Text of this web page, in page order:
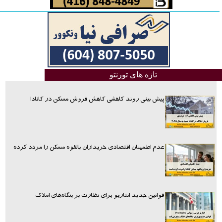
تازه های تورنتو
پیش بینی روند کاهشی کاهش فروش مسکن در کانادا
عدم اطمینان اقتصادی خریداران بالقوه مسکن را مردد کرده
قوانین جدید انتاریو برای نظارت بر بنگاه‌های املاک